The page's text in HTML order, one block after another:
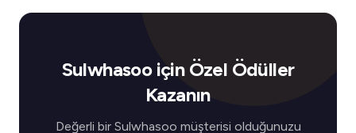
Sulwhasoo için Özel Ödüller
Kazanın
Değerli bir Sulwhasoo müşterisi olduğunuzu